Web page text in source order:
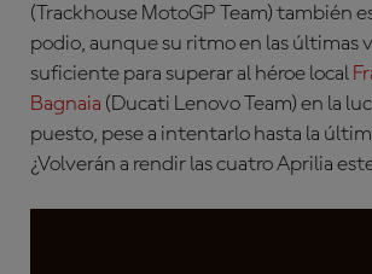
(Trackhouse MotoGP Team) también
podio, aunque su ritmo en las últimas
suficiente para superar al héroe local
Bagnaia (Ducati Lenovo Team) en la
puesto, pese a intentarlo hasta la
¿Volverán a rendir las cuatro Aprilia